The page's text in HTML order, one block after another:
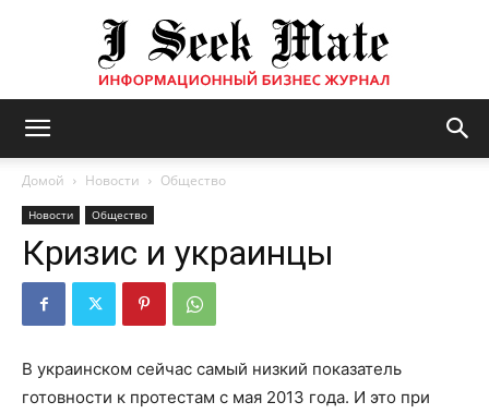
журнал
Домой Новости Общество
Новости Общество
Кризис и украинцы
В украинском сейчас самый низкий показатель
готовности к протестам с мая 2013 года. И это при